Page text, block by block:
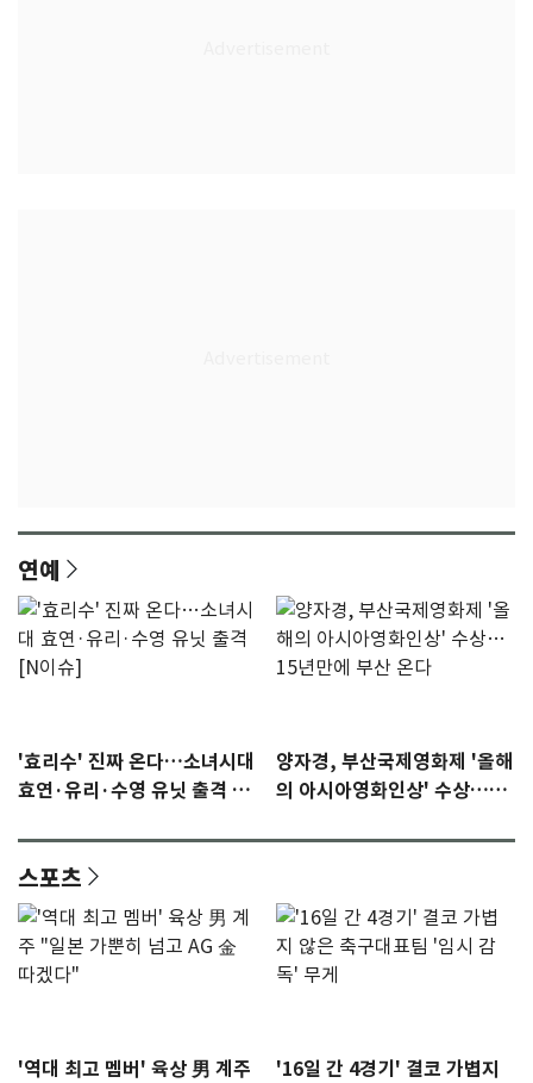
연예
'효리수' 진짜 온다…소녀시대
효연·유리·수영 유닛 출격 [N
양자경, 부산국제영화제 '올해
의 아시아영화인상' 수상…15
스포츠
'역대 최고 멤버' 육상 男 계주
'16일 간 4경기' 결코 가볍지